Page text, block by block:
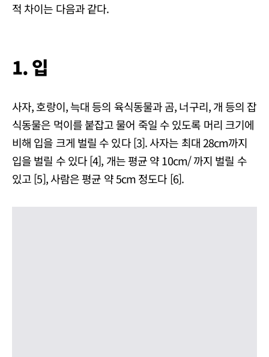
적 차이는 다음과 같다.
1.입
사자, 호랑이, 늑대 등의 육식동물과 곰, 너구리, 개 등의 잡
식동물은 먹이를 붙잡고 물어 죽일 수 있도록 머리 크기에
비해 입을 크게 벌릴 수 있다 [3]. 사자는 최대 28cm까지
입을 벌릴 수 있다 [4], 개는 평균 약 10cm/ 까지 벌릴 수
있고 [5], 사람은 평균 약 5cm 정도다 [6].